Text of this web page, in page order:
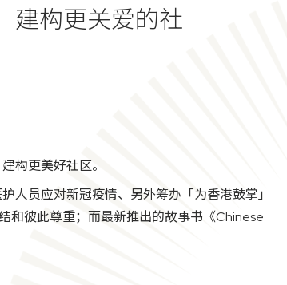
建构更关爱的社
构更美好社区。
人员应对新冠疫情、另外筹办「为香港鼓掌」
和彼此尊重；而最新推出的故事书《Chinese